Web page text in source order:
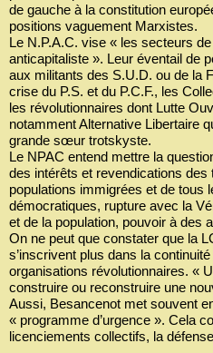
de gauche à la constitution
positions vaguement Marxistes.
Le N.P.A.C. vise « les secteurs
anticapitaliste ». Leur éventail de
aux militants des S.U.D. ou de la
crise du P.S. et du P.C.F., les
les révolutionnaires dont Lutte
notamment Alternative Libertaire
grande sœur trotskyste.
Le NPAC entend mettre la
des intérêts et revendications des
populations immigrées et de tous
démocratiques, rupture avec la
et de la population, pouvoir à
On ne peut que constater que la
s’inscrivent plus dans la
organisations révolutionnaires. «
construire ou reconstruire une
Aussi, Besancenot met souvent
« programme d’urgence ». Cela
licenciements collectifs, la